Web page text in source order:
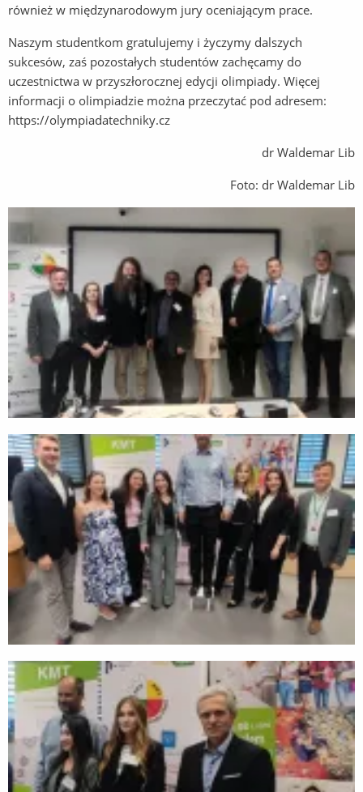
również w międzynarodowym jury oceniającym prace.
Naszym studentkom gratulujemy i życzymy dalszych
sukcesów, zaś pozostałych studentów zachęcamy do
uczestnictwa w przyszłorocznej edycji olimpiady. Więcej
informacji o olimpiadzie można przeczytać pod adresem:
https://olympiadatechniky.cz
dr Waldemar Lib
Foto: dr Waldemar Lib